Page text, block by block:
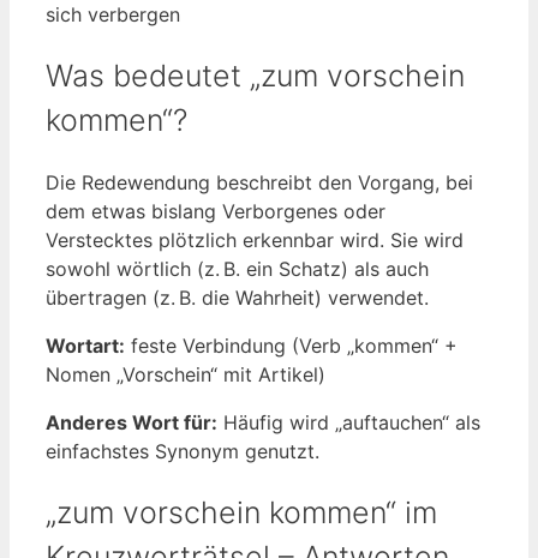
sich verbergen
Was bedeutet „zum vorschein
kommen“?
Die Redewendung beschreibt den Vorgang, bei
dem etwas bislang Verborgenes oder
Verstecktes plötzlich erkennbar wird. Sie wird
sowohl wörtlich (z. B. ein Schatz) als auch
übertragen (z. B. die Wahrheit) verwendet.
Wortart: feste Verbindung (Verb „kommen“ +
Nomen „Vorschein“ mit Artikel)
Anderes Wort für: Häufig wird „auftauchen“ als
einfachstes Synonym genutzt.
„zum vorschein kommen“ im